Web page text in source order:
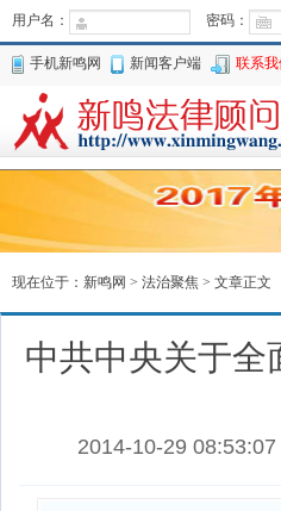
用户名： 密码：
手机新鸣网 新闻客户端 联系我
现在位于： 新鸣网 > 法治聚焦 > 文章正文
中共中央关于全
2014-10-29 08:53:07